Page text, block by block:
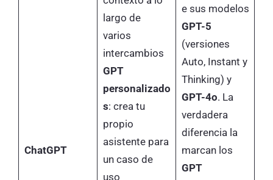
ChatGPT
largo de
varios
intercambios
GPT
personalizado
s: crea tu
propio
asistente para
un caso de
uso
e sus modelos
GPT-5
(versiones
Auto, Instant y
Thinking) y
GPT-4o. La
verdadera
diferencia la
marcan los
GPT